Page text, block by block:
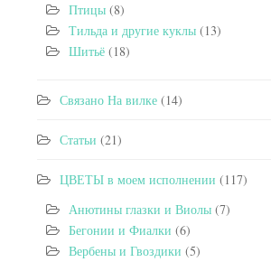
Птицы (8)
Тильда и другие куклы (13)
Шитьё (18)
Связано На вилке (14)
Статьи (21)
ЦВЕТЫ в моем исполнении (117)
Анютины глазки и Виолы (7)
Бегонии и Фиалки (6)
Вербены и Гвоздики (5)